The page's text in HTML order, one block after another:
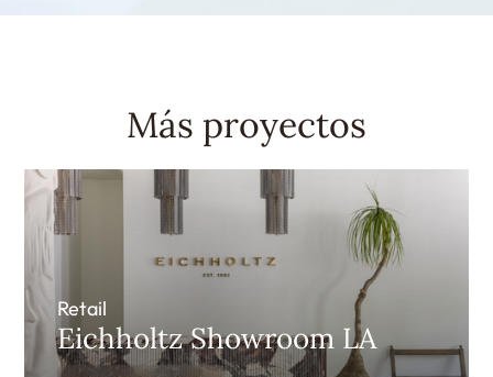
Más proyectos
Retail
Eichholtz Showroom LA